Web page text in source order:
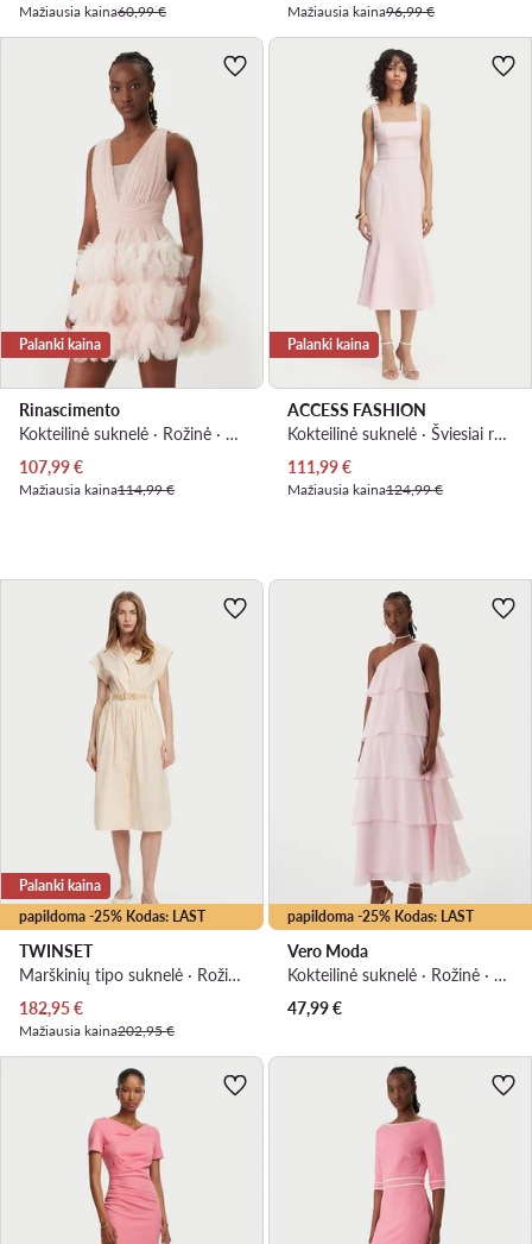
Mažiausia kaina60,99 € Mažiausia kaina96,99 €
Palanki kaina
Rinascimento
Kokteilinė suknelė · Rožinė · Mini
Dabartinė kaina
107,99€
Mažiausia kaina114,99 €
Palanki kaina
ACCESS FASHION
Kokteilinė suknelė · Šviesiai rožinė · Midi
Dabartinė kaina
111,99€
Mažiausia kaina124,99 €
papildoma -25% Kodas: LAST
Palanki kaina
TWINSET
Marškinių tipo suknelė · Rožinė · Midi
Dabartinė kaina
182,95€
Mažiausia kaina202,95 €
papildoma -25% Kodas: LAST
Vero Moda
Kokteilinė suknelė · Rožinė · Midi
47,99€